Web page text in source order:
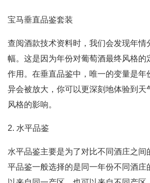
宝马垂直品鉴套装
查阅酒款技术资料时，我们会发现年情
幅。这是因为年份对葡萄酒最终风格的
作用。在垂直品鉴中，唯一的变量是年
异会被放大，你可以更深刻地体验到天
风格的影响。
2. 水平品鉴
水平品鉴主要是为了对比不同酒庄之间
平品鉴一般选择的是同一年份不同酒庄